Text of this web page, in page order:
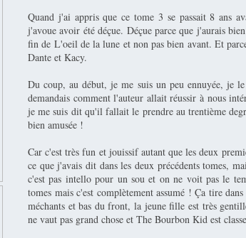
Quand j'ai appris que ce tome 3 se passait 8 ans
j'avoue avoir été déçue. Déçue parce que j'aurais
fin de L'oeil de la lune et non pas bien avant. Et
Dante et Kacy.
Du coup, au début, je me suis un peu ennuyée, je
demandais comment l'auteur allait réussir à nous
je me suis dit qu'il fallait le prendre au trentième
bien amusée !
Car c'est très fun et jouissif autant que les deux
ce que j'avais dit dans les deux précédents tomes,
c'est pas intello pour un sou et on ne voit pas le
tomes mais c'est complètement assumé ! Ça tire
méchants et bas du front, la jeune fille est très
ne vaut pas grand chose et The Bourbon Kid est